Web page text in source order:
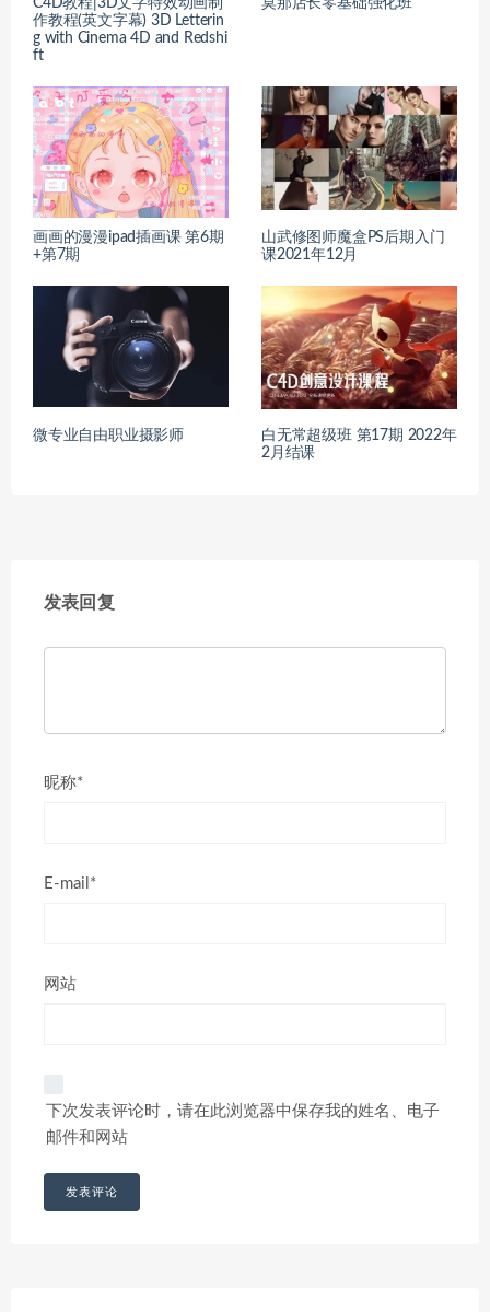
C4D教程|3D文字特效动画制
作教程(英文字幕) 3D Letterin
g with Cinema 4D and Redshi
ft
莫那店长零基础强化班
画画的漫漫ipad插画课 第6期
+第7期
山武修图师魔盒PS后期入门
课2021年12月
微专业自由职业摄影师
白无常超级班 第17期 2022年
2月结课
发表回复
昵称*
E-mail*
网站
下次发表评论时，请在此浏览器中保存我的姓名、电子
邮件和网站